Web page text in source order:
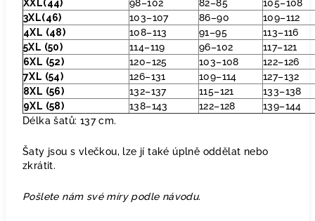
XXL(44) 98–102 82–85
105–108
3XL(46)
103–107 86–90
109–112
4XL (48)
108–113 91–95
113–116
5XL (50)
114–119 96–102
117–121
6XL (52)
120–125 103–108
122–126
7XL (54)
126–131 109–114
127–132
8XL (56)
132–137 115–121
133–138
9XL (58)
138–143 122–128
139–144
Délka šatů: 137 cm.
Šaty jsou s vlečkou, lze jí také úplně oddělat nebo
zkrátit.
Pošlete nám své míry podle návodu.